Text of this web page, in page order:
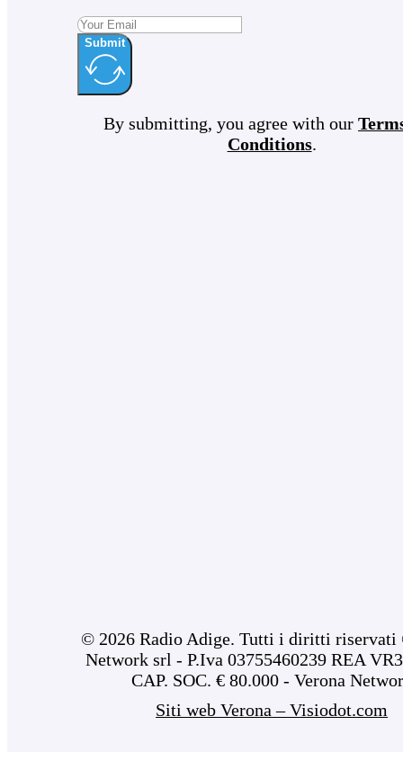
Submit
By submitting, you agree with our
Conditions.
© 2026 Radio Adige. Tutti i diritti riservati
Network srl - P.Iva 03755460239 REA
CAP. SOC. € 80.000 - Verona
Siti web Verona – Visiodot.com